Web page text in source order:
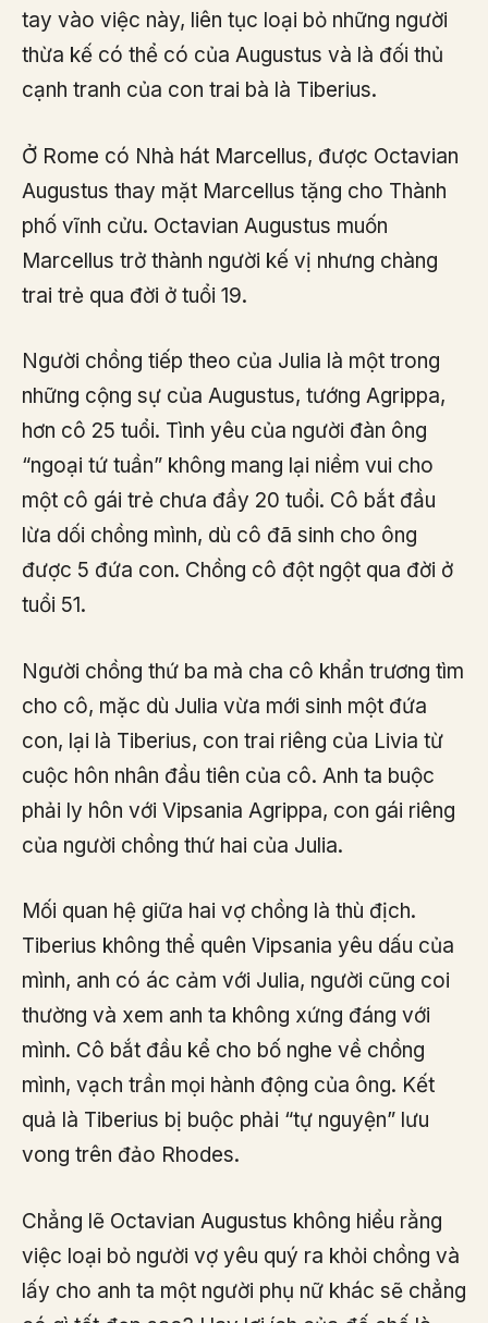
tay vào việc này, liên tục loại bỏ những người
thừa kế có thể có của Augustus và là đối thủ
cạnh tranh của con trai bà là Tiberius.
Ở Rome có Nhà hát Marcellus, được Octavian
Augustus thay mặt Marcellus tặng cho Thành
phố vĩnh cửu. Octavian Augustus muốn
Marcellus trở thành người kế vị nhưng chàng
trai trẻ qua đời ở tuổi 19.
Người chồng tiếp theo của Julia là một trong
những cộng sự của Augustus, tướng Agrippa,
hơn cô 25 tuổi. Tình yêu của người đàn ông
“ngoại tứ tuần” không mang lại niềm vui cho
một cô gái trẻ chưa đầy 20 tuổi. Cô bắt đầu
lừa dối chồng mình, dù cô đã sinh cho ông
được 5 đứa con. Chồng cô đột ngột qua đời ở
tuổi 51.
Người chồng thứ ba mà cha cô khẩn trương tìm
cho cô, mặc dù Julia vừa mới sinh một đứa
con, lại là Tiberius, con trai riêng của Livia từ
cuộc hôn nhân đầu tiên của cô. Anh ta buộc
phải ly hôn với Vipsania Agrippa, con gái riêng
của người chồng thứ hai của Julia.
Mối quan hệ giữa hai vợ chồng là thù địch.
Tiberius không thể quên Vipsania yêu dấu của
mình, anh có ác cảm với Julia, người cũng coi
thường và xem anh ta không xứng đáng với
mình. Cô bắt đầu kể cho bố nghe về chồng
mình, vạch trần mọi hành động của ông. Kết
quả là Tiberius bị buộc phải “tự nguyện” lưu
vong trên đảo Rhodes.
Chẳng lẽ Octavian Augustus không hiểu rằng
việc loại bỏ người vợ yêu quý ra khỏi chồng và
lấy cho anh ta một người phụ nữ khác sẽ chẳng